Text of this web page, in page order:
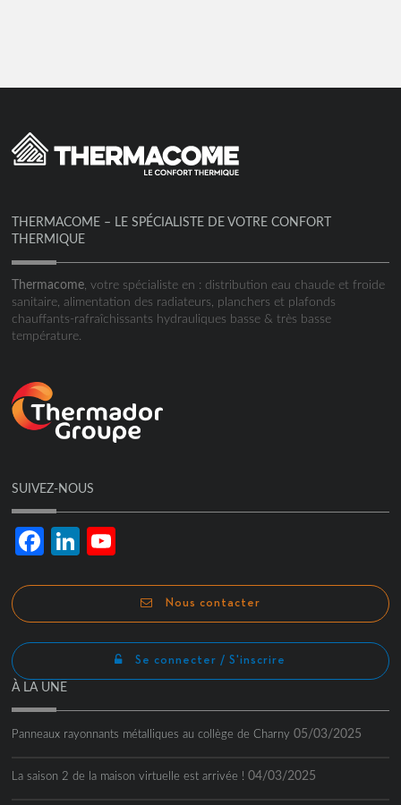
THERMACOME – LE SPÉCIALISTE DE VOTRE CONFORT
THERMIQUE
Thermacome, votre spécialiste en : distribution eau chaude et froide
sanitaire, alimentation des radiateurs, planchers et plafonds
chauffants-rafraîchissants hydrauliques basse & très basse
température.
SUIVEZ-NOUS
FacebookLinkedIn
Nous contacter
Se connecter / S'inscrire
À LA UNE
Panneaux rayonnants métalliques au collège de Charny 05/03/2025
La saison 2 de la maison virtuelle est arrivée ! 04/03/2025